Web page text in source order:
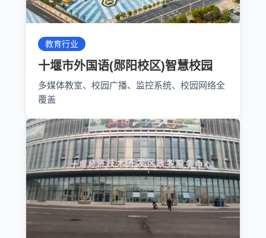
教育行业
十堰市外国语(郧阳校区)智慧校园
多媒体教室、校园广播、监控系统、校园网络全
覆盖